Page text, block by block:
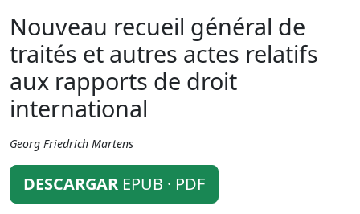
Nouveau recueil général de
traités et autres actes relatifs
aux rapports de droit
international
Georg Friedrich Martens
DESCARGAR EPUB · PDF